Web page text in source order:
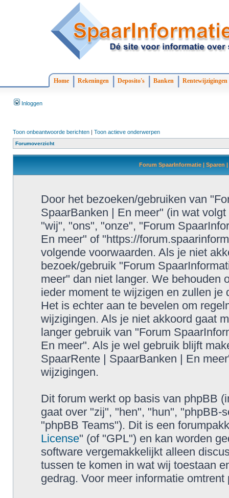
Home Rekeningen Deposito's Banken Rentewijzigingen
Inloggen
Toon onbeantwoorde berichten | Toon actieve onderwerpen
Forumoverzicht
Forum SpaarInformatie | Sparen
Door het bezoeken/gebruiken van
SpaarBanken | En meer" (in wat
"wij", "ons", "onze", "Forum
En meer" of "https://
volgende voorwaarden. Als je niet
bezoek/gebruik "Forum
meer" dan niet langer. We behouden
ieder moment te wijzigen en zullen
Het is echter aan te bevelen om
wijzigingen. Als je niet akkoord gaat
langer gebruik van "Forum
En meer". Als je wel gebruik blijft
SpaarRente | SpaarBanken | En
wijzigingen.
Dit forum werkt op basis van phpBB
gaat over "zij", "hen", "hun", "phpBB-
"phpBB Teams"). Dit is een
License" (of "GPL") en kan worden
software vergemakkelijkt alleen
tussen te komen in wat wij toestaan
gedrag. Voor meer informatie